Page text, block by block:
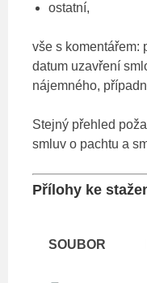
ostatní,
vše s komentářem:
datum uzavření
nájemného,
Stejný přehled
smluv o pachtu a
Přílohy ke
SOUBOR